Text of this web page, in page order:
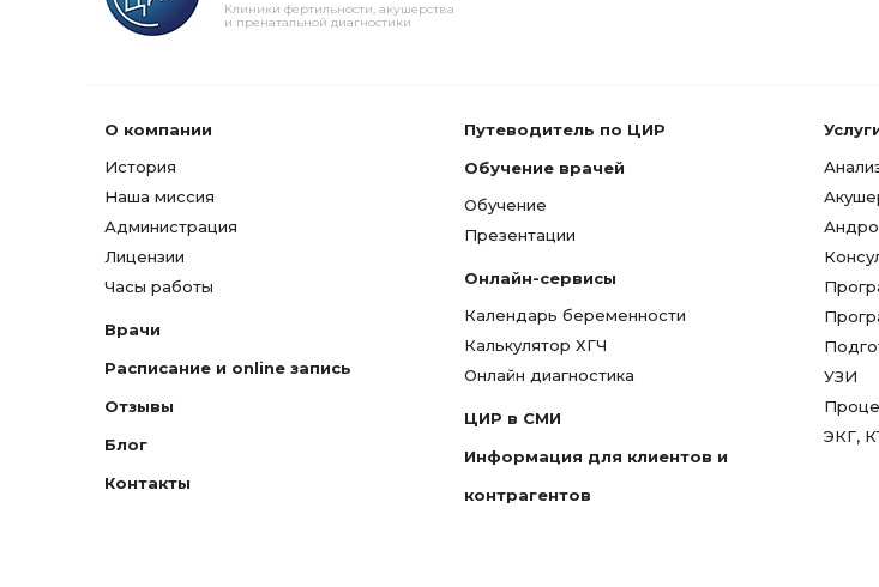
Клиники фертильности, акушерства
и пренатальной диагностики
О компании
История
Наша миссия
Администрация
Лицензии
Часы работы
Врачи
Расписание и online запись
Отзывы
Блог
Контакты
Путеводитель по ЦИР
Обучение врачей
Обучение
Презентации
Онлайн-сервисы
Календарь беременности
Калькулятор ХГЧ
Онлайн диагностика
ЦИР в СМИ
Информация для клиентов и
контрагентов
УЗИ
ЭКГ,